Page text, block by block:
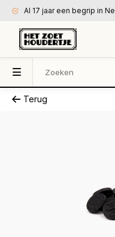
Al 17 jaar een begrip in
Terug